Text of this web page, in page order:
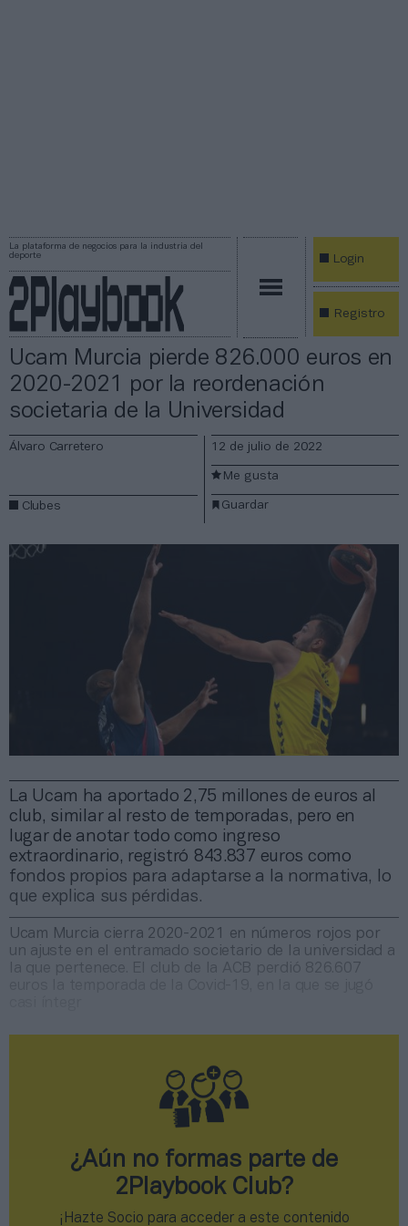
La plataforma de negocios para la industria del
deporte
Login
Registro
Ucam Murcia pierde 826.000 euros en
2020-2021 por la reordenación
societaria de la Universidad
La Ucam ha aportado 2,75 millones de euros al
club, similar al resto de temporadas, pero en
lugar de anotar todo como ingreso
extraordinario, registró 843.837 euros como
fondos propios para adaptarse a la normativa, lo
que explica sus pérdidas.
Álvaro Carretero
Clubes
12 de julio de 2022
Guardar
Me gusta
Ucam Murcia cierra 2020-2021 en números rojos por
un ajuste en el entramado societario de la universidad a
la que pertenece. El club de la ACB perdió 826.607
¿Aún no formas parte de
2Playbook Club?
¡Hazte Socio para acceder a este contenido